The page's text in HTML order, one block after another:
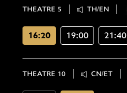
THEATRE 5 TH/EN
16:20 19:00 21:40
THEATRE 10 CN/ET